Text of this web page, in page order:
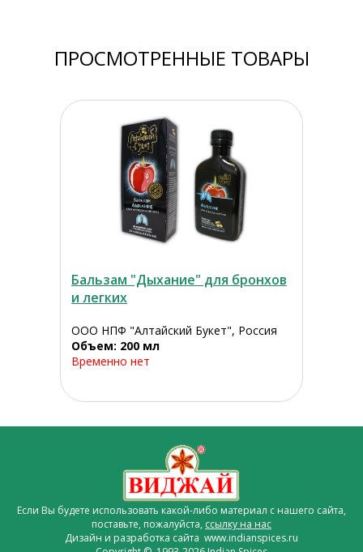
ПРОСМОТРЕННЫЕ ТОВАРЫ
Бальзам "Дыхание" для бронхов
и легких
ООО НПФ "Алтайский Букет", Россия
Объем: 200 мл
Временно нет
Если Вы будете использовать какой-либо материал с нашего сайта,
поставьте, пожалуйста, ссылку на нас
Дизайн и разработка сайта www.indianspices.ru